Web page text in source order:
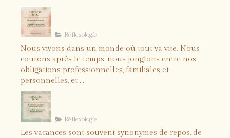
besoin
Réflexologie
Nous vivons dans un monde où tout va vite. Nous
courons après le temps, nous jonglons entre nos
obligations professionnelles, familiales et
personnelles, et ...
pleinement de vos vacances
Réflexologie
Les vacances sont souvent synonymes de repos, de